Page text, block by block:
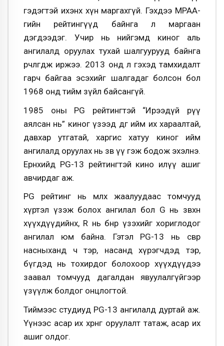
гэдэгтэй ихэнх хүн маргахгүй. Гэхдээ МРАА-
гийн рейтингүүд байнга л маргаан
дэгдээдэг. Учир нь нийгэмд киног аль
ангилалд оруулах тухай шалгуурууд байнга
өөрчлөгдөж иржээ. 2013 онд л гэхэд тамхидалт
гарч байгаа эсэхийг шалгадаг болсон бол
1968 онд тийм зүйл байсангүй.
1985 оны PG рейтингтэй “Ирээдүй рүү
аялсан нь” киног үзээд өдгөө ийм их хараалтай,
давхар утгатай, харгис хатуу киног ийм
ангилалд оруулах нь зөв үү гэж бодож эхэлнэ.
Ерөнхийдөө PG-13 рейтингтэй кино илүү ашиг
авчирдаг аж.
PG рейтинг нь мөлхөө жаалуудаас томчууд
хүртэл үзэж болох ангилал бол G нь зөвхөн
хүүхдүүдийнх, R нь бөөнөөрөө үзэхийг хориглодог
ангилал юм байна. Гэтэл PG-13 нь өсвөр
насныханд ч тэр, насанд хүрэгчдэд тэр,
бүгдэд нь тохирдог болохоор хүүхдүүдээ
заавал томчууд дагалдан явуулалгүйгээр
үзүүлж болдог онцлогтой.
Тиймээс студиуд PG-13 ангилалд дуртай аж.
Үүнээс асар их хөрөнгө оруулалт татаж, асар их
ашиг олдог.